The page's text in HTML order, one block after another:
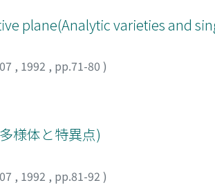
plane(Analytic varieties and
, 1992 , pp.71-80 )
様体と特異点)
, 1992 , pp.81-92 )